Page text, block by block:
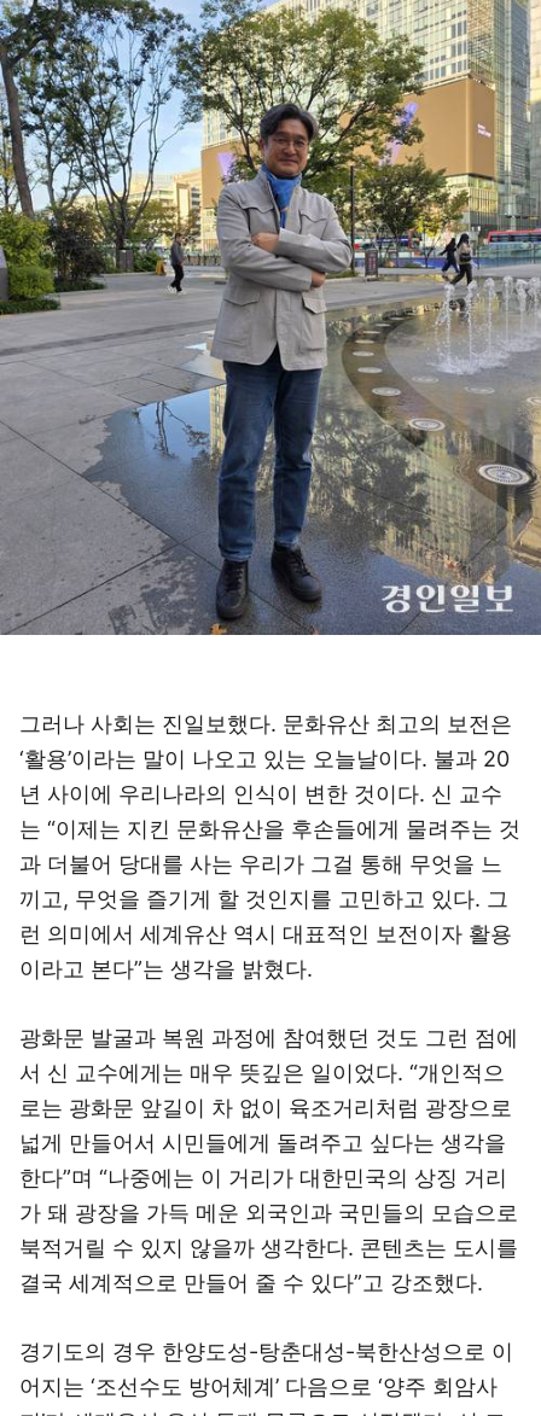
그러나 사회는 진일보했다. 문화유산 최고의 보전은
‘활용’이라는 말이 나오고 있는 오늘날이다. 불과 20
년 사이에 우리나라의 인식이 변한 것이다. 신 교수
는 “이제는 지킨 문화유산을 후손들에게 물려주는 것
과 더불어 당대를 사는 우리가 그걸 통해 무엇을 느
끼고, 무엇을 즐기게 할 것인지를 고민하고 있다. 그
런 의미에서 세계유산 역시 대표적인 보전이자 활용
이라고 본다”는 생각을 밝혔다.
광화문 발굴과 복원 과정에 참여했던 것도 그런 점에
서 신 교수에게는 매우 뜻깊은 일이었다. “개인적으
로는 광화문 앞길이 차 없이 육조거리처럼 광장으로
넓게 만들어서 시민들에게 돌려주고 싶다는 생각을
한다”며 “나중에는 이 거리가 대한민국의 상징 거리
가 돼 광장을 가득 메운 외국인과 국민들의 모습으로
북적거릴 수 있지 않을까 생각한다. 콘텐츠는 도시를
결국 세계적으로 만들어 줄 수 있다”고 강조했다.
경기도의 경우 한양도성-탕춘대성-북한산성으로 이
어지는 ‘조선수도 방어체계’ 다음으로 ‘양주 회암사